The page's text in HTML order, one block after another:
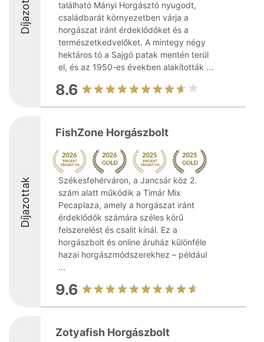
található Mányi Horgásztó nyugodt,
családbarát környezetben várja a
horgászat iránt érdeklődőket és a
természetkedvelőket. A mintegy négy
hektáros tó a Sajgó patak mentén terül
el, és az 1950-es években alakították ...
8.6
Díjazottak
FishZone Horgászbolt
Székesfehérváron, a Jancsár köz 2.
szám alatt működik a Timár Mix
Pecaplaza, amely a horgászat iránt
érdeklődők számára széles körű
felszerelést és csalit kínál. Ez a
horgászbolt és online áruház különféle
hazai horgászmódszerekhez – például
...
9.6
Zotyafish Horgászbolt